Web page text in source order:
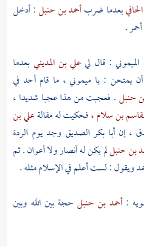
بعدما ضربأحمد بن حنبل: أدخل
.
الميموني : قال ليعلي بن المديني بعدما
يمتحن : يا ميموني ، ما قام أحد في
حنبل. فعجبت من هذا عجبا شديدا ،
بن سلام ،فحكيت له مقالةعلي بن
، إنأبا بكر الصديق وجد يوم الردة
بن حنبللم يكن له أنصار ولا أعوان . ثم
ويقول : لست أعلم في الإسلام مثله .
:أحمد بن حنبل حجة بين الله وبين